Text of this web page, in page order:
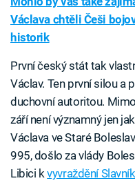
Václava chtěli Češi
historik
První český stát tak
Václav. Ten první silou a
duchovní autoritou.
září není významný jen
Václava ve Staré
995, došlo za vlády
Libici kvyvraždění